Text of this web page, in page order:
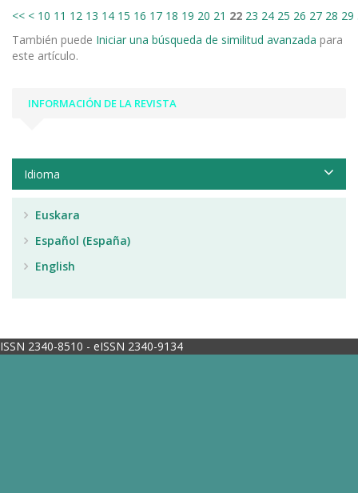
<< < 10 11 12 13 14 15 16 17 18 19 20 21 22 23 24 25 26 27 28 29
También puede Iniciar una búsqueda de similitud avanzada para
este artículo.
INFORMACIÓN DE LA REVISTA
Idioma
Euskara
Español (España)
English
ISSN 2340-8510 - eISSN 2340-9134